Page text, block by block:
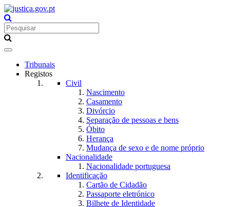
Toggle
navigationTribunais
Registos
Civil
Nascimento
Casamento
Divórcio
Separação de pessoas e bens
Óbito
Herança
Mudança de sexo e de nome próprio
Nacionalidade
Nacionalidade portuguesa
Identificação
Cartão de Cidadão
Passaporte eletrónico
Bilhete de Identidade